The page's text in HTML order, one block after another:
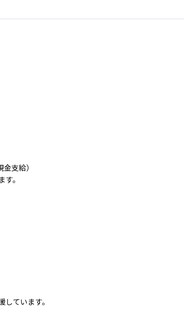
支給）
。
ています。